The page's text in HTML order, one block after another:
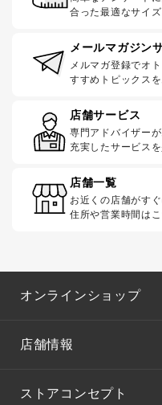
合った最適なサイズ
メールマガジン
メルマガ登録でオ
すすめトピックスを
店舗サービス
専門アドバイザー
充実したサービス
店舗一覧
お近くの店舗がす
住所や営業時間は
オンラインショップ
店舗情報
ストアコンセプト